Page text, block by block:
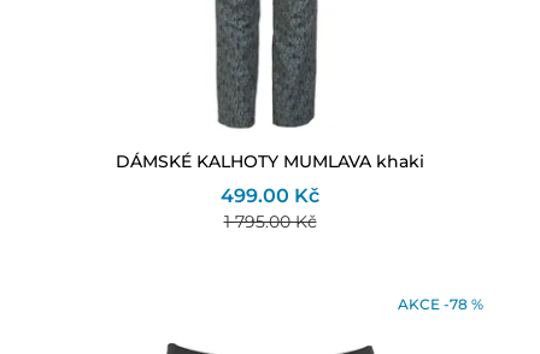
DÁMSKÉ KALHOTY MUMLAVA khaki
499.00 Kč
1 795.00 Kč
AKCE -78 %